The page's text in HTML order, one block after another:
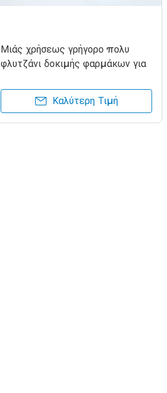
Μιάς χρήσεως γρήγορο πολυ
φλυτζάνι δοκιμής φαρμάκων για
Καλύτερη Τιμή